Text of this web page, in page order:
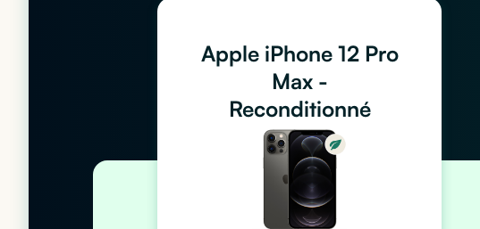
Apple iPhone 12 Pro
Max -
Reconditionné